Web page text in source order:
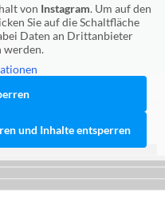
von Instagram. Um auf den
Sie auf die Schaltfläche
Daten an Drittanbieter
werden.
und Inhalte entsperren